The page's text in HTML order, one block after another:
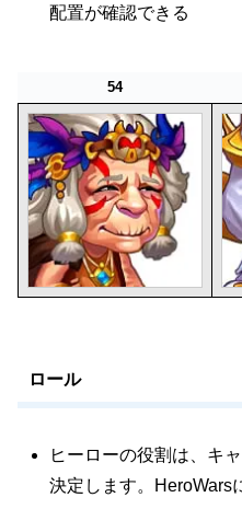
配置が確認できる
54
54
ロール
ヒーローの役割は、キ
決定します。HeroWars